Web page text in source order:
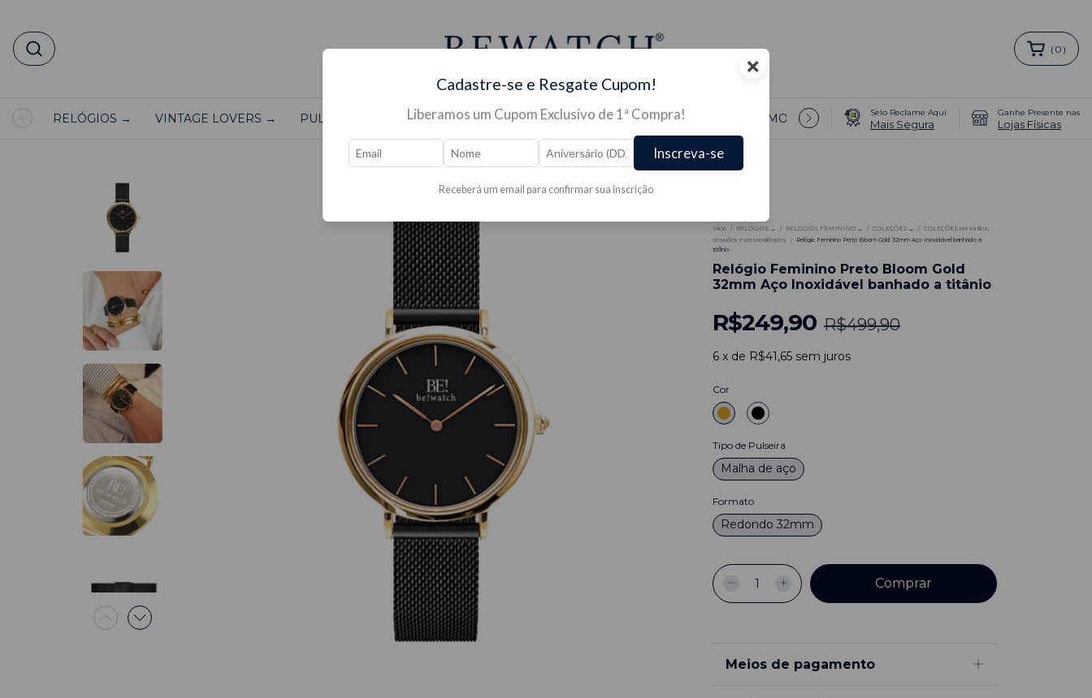
( 0 )
RELÓGIOS → VINTAGE LOVERS → PULSEIRAS PARA RELÓGIO → JÓIAS → PRESENTES → OUTLET/PROMOÇÕES 🔥 → COMO COMPRAR PULSEIRAS
Selo Reclame Aqui
Mais Segura
Ganhe Presente nas
Lojas Físicas
Início / RELÓGIOS → / RELÓGIOS FEMININO → / COLEÇÕES → / COLEÇÕES por estilos,
ocasiões e personalidades
/
Relógio Feminino Preto Bloom Gold 32mm Aço Inoxidável banhado a
titânio
Relógio Feminino Preto Bloom Gold
32mm Aço Inoxidável banhado a titânio
R$249,90 R$499,90
6 x de R$41,65 sem juros
Cor
Tipo de Pulseira
Malha de aço
Formato
Redondo 32mm
Meios de pagamento
×
Cadastre-se e Resgate Cupom!
Liberamos um Cupom Exclusivo de 1ª Compra!
Inscreva-se
Receberá um email para confirmar sua inscrição